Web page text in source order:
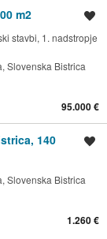
m2
stavbi, 1. nadstropje
Slovenska Bistrica
95.000 €
140
Slovenska Bistrica
1.260 €